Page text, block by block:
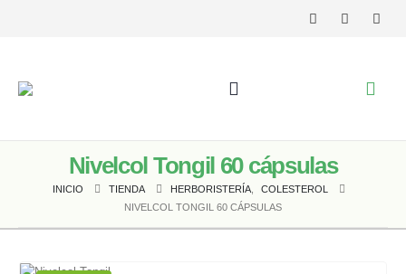
Nivelcol Tongil 60 cápsulas
INICIO TIENDA HERBORISTERÍA
COLESTEROL
NIVELCOL TONGIL 60 CÁPSULAS